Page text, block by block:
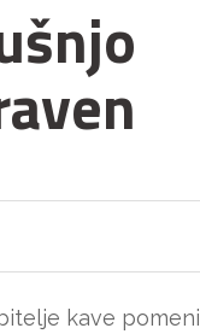
kave pomeni